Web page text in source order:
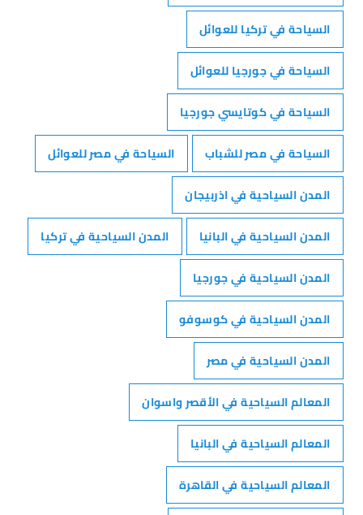
السياحة في تركيا للعوائل
السياحة في جورجيا للعوائل
السياحة في كوتايسي جورجيا
السياحة في مصر للشباب
السياحة في مصر للعوائل
المدن السياحية في اذربيجان
المدن السياحية في البانيا
المدن السياحية في تركيا
المدن السياحية في جورجيا
المدن السياحية في كوسوفو
المدن السياحية في مصر
المعالم السياحية في الأقصر واسوان
المعالم السياحية في البانيا
المعالم السياحية في القاهرة